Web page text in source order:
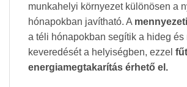
munkahelyi környezet különösen a
hónapokban javítható. A
a téli hónapokban segítik a hideg
keveredését a helyiségben, ezzel
energiamegtakarítás érhető el.